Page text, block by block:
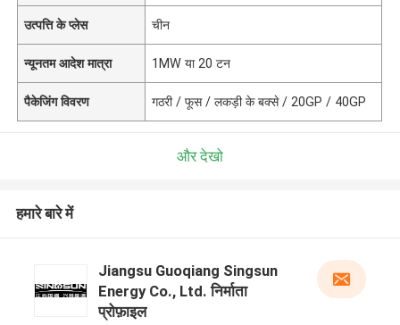
उत्पत्ति के प्लेस चीन
न्यूनतम आदेश मात्रा 1MW या 20 टन
पैकेजिंग विवरण गठरी / फूस / लकड़ी के बक्से / 20GP / 40GP
और देखो
हमारे बारे में
Jiangsu Guoqiang Singsun
Energy Co., Ltd. निर्माता
प्रोफ़ाइल